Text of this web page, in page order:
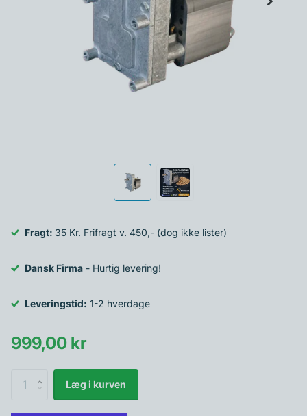
Fragt: 35 Kr. Frifragt v. 450,- (dog ikke lister)
Dansk Firma - Hurtig levering!
Leveringstid: 1-2 hverdage
999,00 kr
Læg i kurven